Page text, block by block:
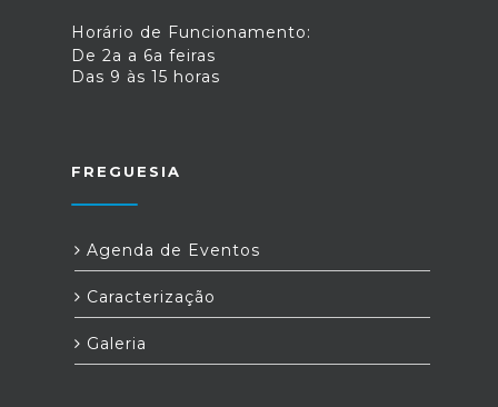
Horário de Funcionamento:
De 2a a 6a feiras
Das 9 às 15 horas
FREGUESIA
Agenda de Eventos
Caracterização
Galeria